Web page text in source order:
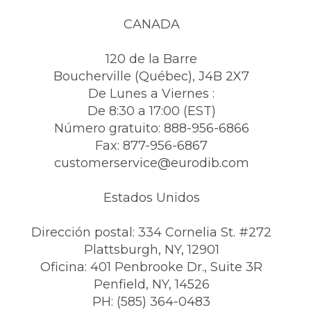
CANADA
120 de la Barre
Boucherville (Québec), J4B 2X7
De Lunes a Viernes :
De 8:30 a 17:00 (EST)
Número gratuito: 888-956-6866
Fax: 877-956-6867
customerservice@eurodib.com
Estados Unidos
Dirección postal: 334 Cornelia St. #272
Plattsburgh, NY, 12901
Oficina: 401 Penbrooke Dr., Suite 3R
Penfield, NY, 14526
PH: (585) 364-0483